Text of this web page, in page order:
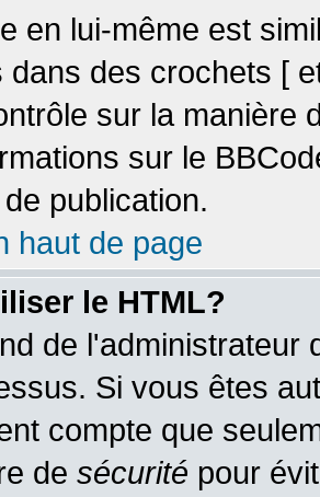
en lui-même est
dans des crochets [
sur la manière
sur le
publication.
haut de page
le HTML?
de l'administrateur
Si vous êtes
compte que
de sécurité pour